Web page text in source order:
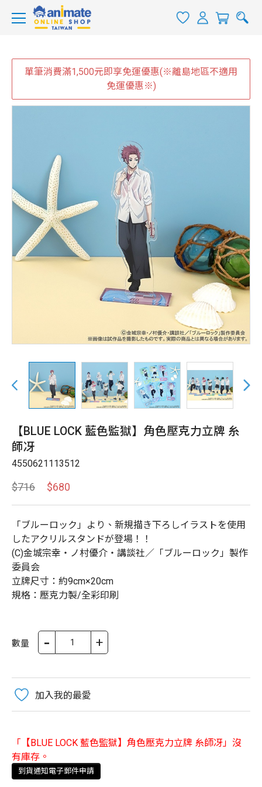
單筆消費滿1,500元即享免運優惠(※離島地區不適用
免運優惠※)
【BLUE LOCK 藍色監獄】角色壓克力立牌 糸
師冴
4550621113512
$716 $680
「ブルーロック」より、新規描き下ろしイラストを使用
したアクリルスタンドが登場！！
(C)金城宗幸・ノ村優介・講談社／「ブルーロック」製作
委員会
立牌尺寸：約9cm×20cm
規格：壓克力製/全彩印刷
數量 - +
加入我的最愛
「【BLUE LOCK 藍色監獄】角色壓克力立牌 糸師冴」沒
有庫存。
到貨通知電子郵件申請